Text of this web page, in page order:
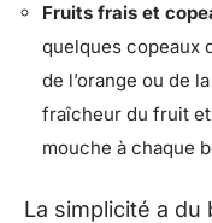
Fruits frais et
quelques copeaux
de l’orange ou de
fraîcheur du fruit
mouche à chaque
La simplicité a du